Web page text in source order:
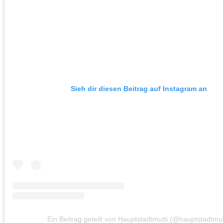
Sieh dir diesen Beitrag auf Instagram an
Ein Beitrag geteilt von Hauptstadtmutti